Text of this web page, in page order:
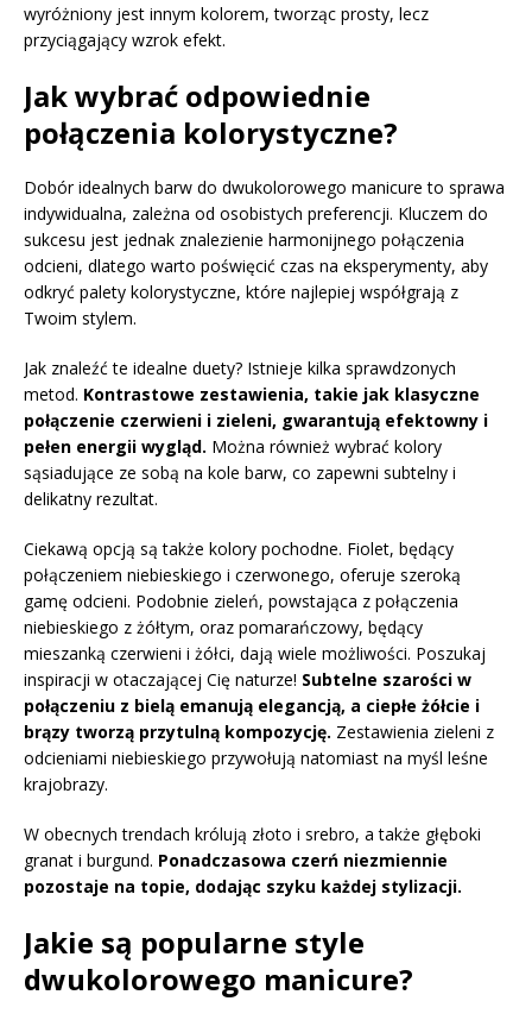
wyróżniony jest innym kolorem, tworząc prosty, lecz
przyciągający wzrok efekt.
Jak wybrać odpowiednie
połączenia kolorystyczne?
Dobór idealnych barw do dwukolorowego manicure to sprawa
indywidualna, zależna od osobistych preferencji. Kluczem do
sukcesu jest jednak znalezienie harmonijnego połączenia
odcieni, dlatego warto poświęcić czas na eksperymenty, aby
odkryć palety kolorystyczne, które najlepiej współgrają z
Twoim stylem.
Jak znaleźć te idealne duety? Istnieje kilka sprawdzonych
metod. Kontrastowe zestawienia, takie jak klasyczne
połączenie czerwieni i zieleni, gwarantują efektowny i
pełen energii wygląd. Można również wybrać kolory
sąsiadujące ze sobą na kole barw, co zapewni subtelny i
delikatny rezultat.
Ciekawą opcją są także kolory pochodne. Fiolet, będący
połączeniem niebieskiego i czerwonego, oferuje szeroką
gamę odcieni. Podobnie zieleń, powstająca z połączenia
niebieskiego z żółtym, oraz pomarańczowy, będący
mieszanką czerwieni i żółci, dają wiele możliwości. Poszukaj
inspiracji w otaczającej Cię naturze! Subtelne szarości w
połączeniu z bielą emanują elegancją, a ciepłe żółcie i
brązy tworzą przytulną kompozycję. Zestawienia zieleni z
odcieniami niebieskiego przywołują natomiast na myśl leśne
krajobrazy.
W obecnych trendach królują złoto i srebro, a także głęboki
granat i burgund. Ponadczasowa czerń niezmiennie
pozostaje na topie, dodając szyku każdej stylizacji.
Jakie są popularne style
dwukolorowego manicure?